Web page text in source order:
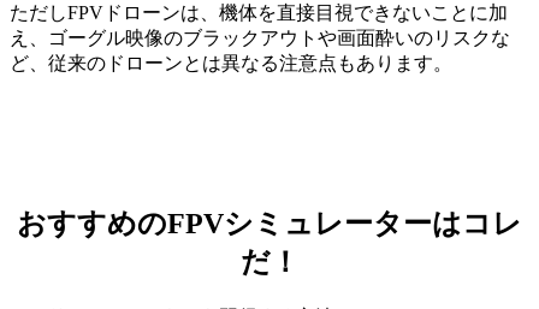
ただしFPVドローンは、機体を直接目視できないことに加
え、ゴーグル映像のブラックアウトや画面酔いのリスクな
ど、従来のドローンとは異なる注意点もあります。
おすすめのFPVシミュレーターはコレ
だ！